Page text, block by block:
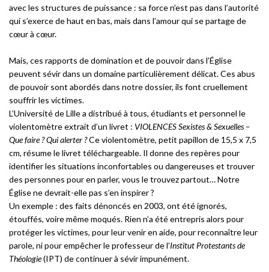
avec les structures de puissance : sa force n’est pas dans l’autorité
qui s’exerce de haut en bas, mais dans l’amour qui se partage de
cœur à cœur.
Mais, ces rapports de domination et de pouvoir dans l’Église
peuvent sévir dans un domaine particulièrement délicat. Ces abus
de pouvoir sont abordés dans notre dossier, ils font cruellement
souffrir les victimes.
L’Université de Lille a distribué à tous, étudiants et personnel le
violentomètre extrait d’un livret : VIOLENCES Sexistes & Sexuelles –
Que faire ? Qui alerter ?Ce violentomètre, petit papillon de 15,5 x 7,5
cm, résume le livret téléchargeable. Il donne des repères pour
identifier les situations inconfortables ou dangereuses et trouver
des personnes pour en parler, vous le trouvez partout… Notre
Église ne devrait-elle pas s’en inspirer ?
Un exemple : des faits dénoncés en 2003, ont été ignorés,
étouffés, voire même moqués. Rien n’a été entrepris alors pour
protéger les victimes, pour leur venir en aide, pour reconnaître leur
parole, ni pour empêcher le professeur de l’Institut Protestants de
Théologie(IPT) de continuer à sévir impunément.